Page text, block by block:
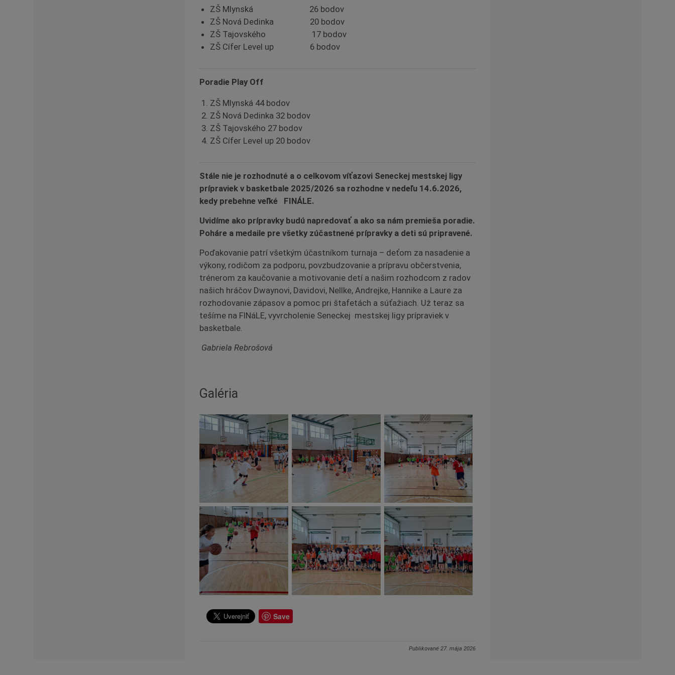
ZŠ Mlynská 26 bodov
ZŠ Nová Dedinka 20 bodov
ZŠ Tajovského 17 bodov
ZŠ Cífer Level up 6 bodov
Poradie Play Off
ZŠ Mlynská 44 bodov
ZŠ Nová Dedinka 32 bodov
ZŠ Tajovského 27 bodov
ZŠ Cífer Level up 20 bodov
Stále nie je rozhodnuté a o celkovom víťazovi Seneckej mestskej ligy
prípraviek v basketbale 2025/2026 sa rozhodne v nedeľu 14.6.2026,
kedy prebehne veľké FINÁLE.
Uvidíme ako prípravky budú napredovať a ako sa nám premieša poradie.
Poháre a medaile pre všetky zúčastnené prípravky a deti sú pripravené.
Poďakovanie patrí všetkým účastníkom turnaja – deťom za nasadenie a
výkony, rodičom za podporu, povzbudzovanie a prípravu občerstvenia,
trénerom za kaučovanie a motivovanie detí a našim rozhodcom z radov
našich hráčov Dwaynovi, Davidovi, Nellke, Andrejke, Hannike a Laure za
rozhodovanie zápasov a pomoc pri štafetách a súťažiach. Už teraz sa
tešíme na FINáLE, vyvrcholenie Seneckej mestskej ligy prípraviek v
basketbale.
Gabriela Rebrošová
Galéria
Save
Publikované 27. mája 2026